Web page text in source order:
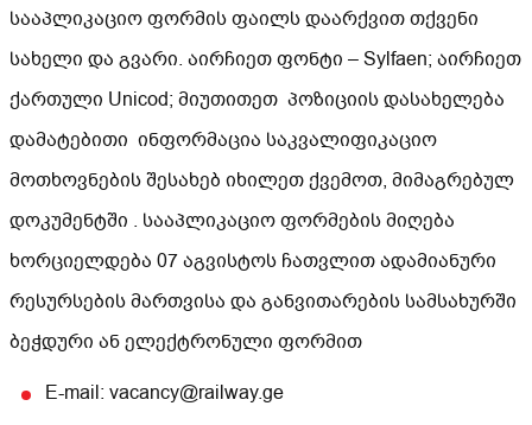
სააპლიკაციო ფორმის ფაილს დაარქვით თქვენი
სახელი და გვარი. აირჩიეთ ფონტი – Sylfaen; აირჩიეთ
ქართული Unicod; მიუთითეთ პოზიციის დასახელება
დამატებითი ინფორმაცია საკვალიფიკაციო
მოთხოვნების შესახებ იხილეთ ქვემოთ, მიმაგრებულ
დოკუმენტში . სააპლიკაციო ფორმების მიღება
ხორციელდება 07 აგვისტოს ჩათვლით ადამიანური
რესურსების მართვისა და განვითარების სამსახურში
ბეჭდური ან ელექტრონული ფორმით
E-mail: vacancy@railway.ge